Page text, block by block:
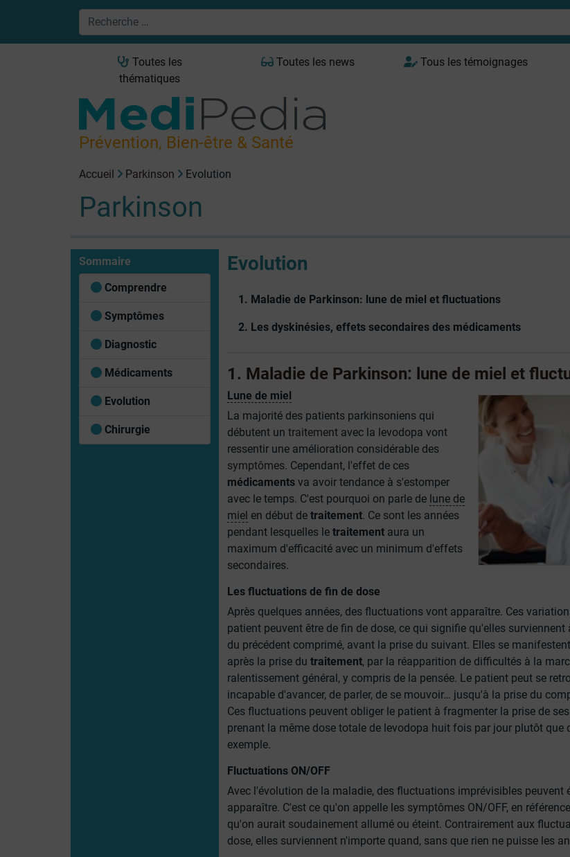
Toutes les
thématiques
Toutes les news Tous les témoignages
Prévention, Bien-être & Santé
Accueil Parkinson Evolution
Parkinson
Sommaire
Comprendre
Symptômes
Diagnostic
Médicaments
Evolution
Chirurgie
Evolution
1. Maladie de Parkinson: lune de miel et fluctuations
2. Les dyskinésies, effets secondaires des médicaments
1. Maladie de Parkinson: lune de miel et
Lune de miel
La majorité des patients parkinsoniens qui
débutent un traitementavec la levodopa vont
ressentir une amélioration considérable des
symptômes. Cependant, l'effet de ces
médicamentsva avoir tendance à s'estomper
avec le temps. C'est pourquoi on parle de lune de
miel en début de traitement. Ce sont les années
pendant lesquelles le traitementaura un
maximum d'efficacité avec un minimum d'effets
secondaires.
Les fluctuations de fin de dose
Après quelques années, des fluctuations vont apparaître. Ces
patient peuvent être de fin de dose, ce qui signifie qu'elles
du précédent comprimé, avant la prise du suivant. Elles se
après la prise du traitement, par la réapparition de difficultés à la
ralentissement général, y compris de la pensée. Le patient peut se
incapable d'avancer, de parler, de se mouvoir… jusqu'à la prise du
Ces fluctuations peuvent obliger le patient à fragmenter la prise de ses
prenant la même dose totale de levodopa huit fois par jour plutôt que
exemple.
Fluctuations ON/OFF
Avec l'évolution de la maladie, des fluctuations imprévisibles peuvent
apparaître. C'est ce qu'on appelle les symptômes ON/OFF, en
qu'on aurait soudainement allumé ou éteint. Contrairement aux
dose, elles surviennent n'importe quand, sans que rien ne puisse les